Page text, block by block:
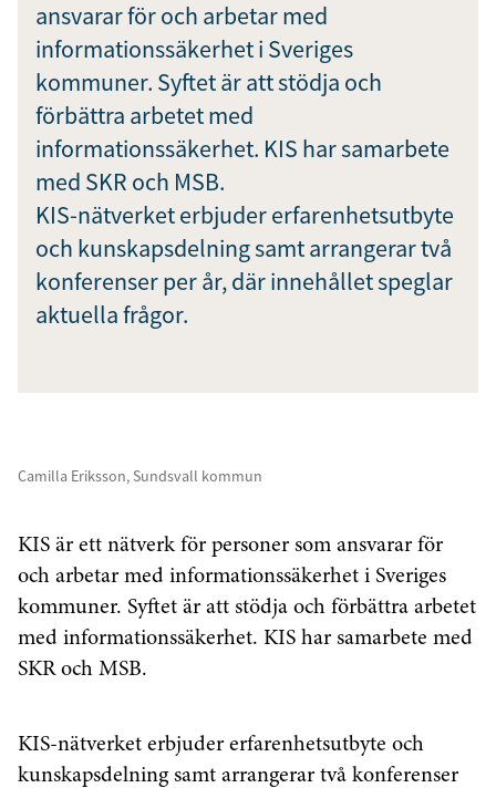
ansvarar för och arbetar med
informationssäkerhet i Sveriges
kommuner. Syftet är att stödja och
förbättra arbetet med
informationssäkerhet. KIS har samarbete
med SKR och MSB.
KIS-nätverket erbjuder erfarenhetsutbyte
och kunskapsdelning samt arrangerar två
konferenser per år, där innehållet speglar
aktuella frågor.
Camilla Eriksson, Sundsvall kommun
KIS är ett nätverk för personer som ansvarar för
och arbetar med informationssäkerhet i Sveriges
kommuner. Syftet är att stödja och förbättra arbetet
med informationssäkerhet. KIS har samarbete med
SKR och MSB.
KIS-nätverket erbjuder erfarenhetsutbyte och
kunskapsdelning samt arrangerar två konferenser
Genom att klicka på "Prenumerera" ger du
personuppgifter i enlighet med vår
integritetspolicy.